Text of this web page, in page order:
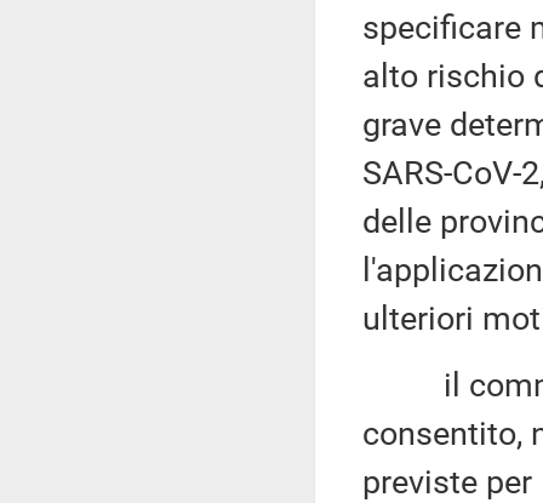
specificare
alto rischio
grave
SARS-
delle
ulteriori
il comma
consentito,
previste